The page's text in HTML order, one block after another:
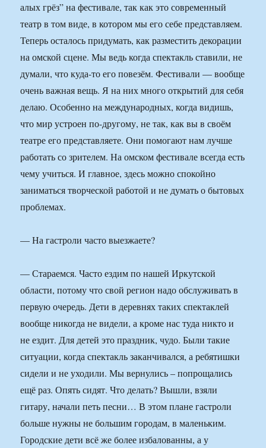
алых грёз” на фестивале, так как это современный
театр в том виде, в котором мы его себе представляем.
Теперь осталось придумать, как разместить декорации
на омской сцене. Мы ведь когда спектакль ставили, не
думали, что куда-то его повезём. Фестивали — вообще
очень важная вещь. Я на них много открытий для себя
делаю. Особенно на международных, когда видишь,
что мир устроен по-другому, не так, как вы в своём
театре его представляете. Они помогают нам лучше
работать со зрителем. На омском фестивале всегда есть
чему учиться. И главное, здесь можно спокойно
заниматься творческой работой и не думать о бытовых
проблемах.
— На гастроли часто выезжаете?
— Стараемся. Часто ездим по нашей Иркутской
области, потому что свой регион надо обслуживать в
первую очередь. Дети в деревнях таких спектаклей
вообще никогда не видели, а кроме нас туда никто и
не ездит. Для детей это праздник, чудо. Были такие
ситуации, когда спектакль заканчивался, а ребятишки
сидели и не уходили. Мы вернулись – попрощались
ещё раз. Опять сидят. Что делать? Вышли, взяли
гитару, начали петь песни… В этом плане гастроли
больше нужны не большим городам, в маленьким.
Городские дети всё же более избалованны, а у